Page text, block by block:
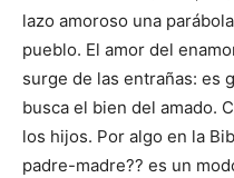
lazo amoroso una
pueblo. El amor del
surge de las entrañas: es
busca el bien del amado.
los hijos. Por algo en la
padre-madre?? es un